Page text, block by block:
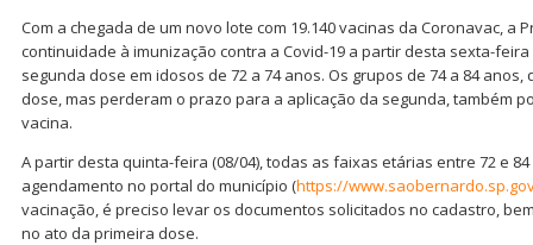
Com a chegada de um novo lote com 19.140 vacinas da Coronavac, a
continuidade à imunização contra a Covid-19 a partir desta sexta-feira
segunda dose em idosos de 72 a 74 anos. Os grupos de 74 a 84
dose, mas perderam o prazo para a aplicação da segunda, também
vacina.
A partir desta quinta-feira (08/04), todas as faixas etárias entre 72 e
agendamento no portal do município (https://
vacinação, é preciso levar os documentos solicitados no cadastro,
no ato da primeira dose.